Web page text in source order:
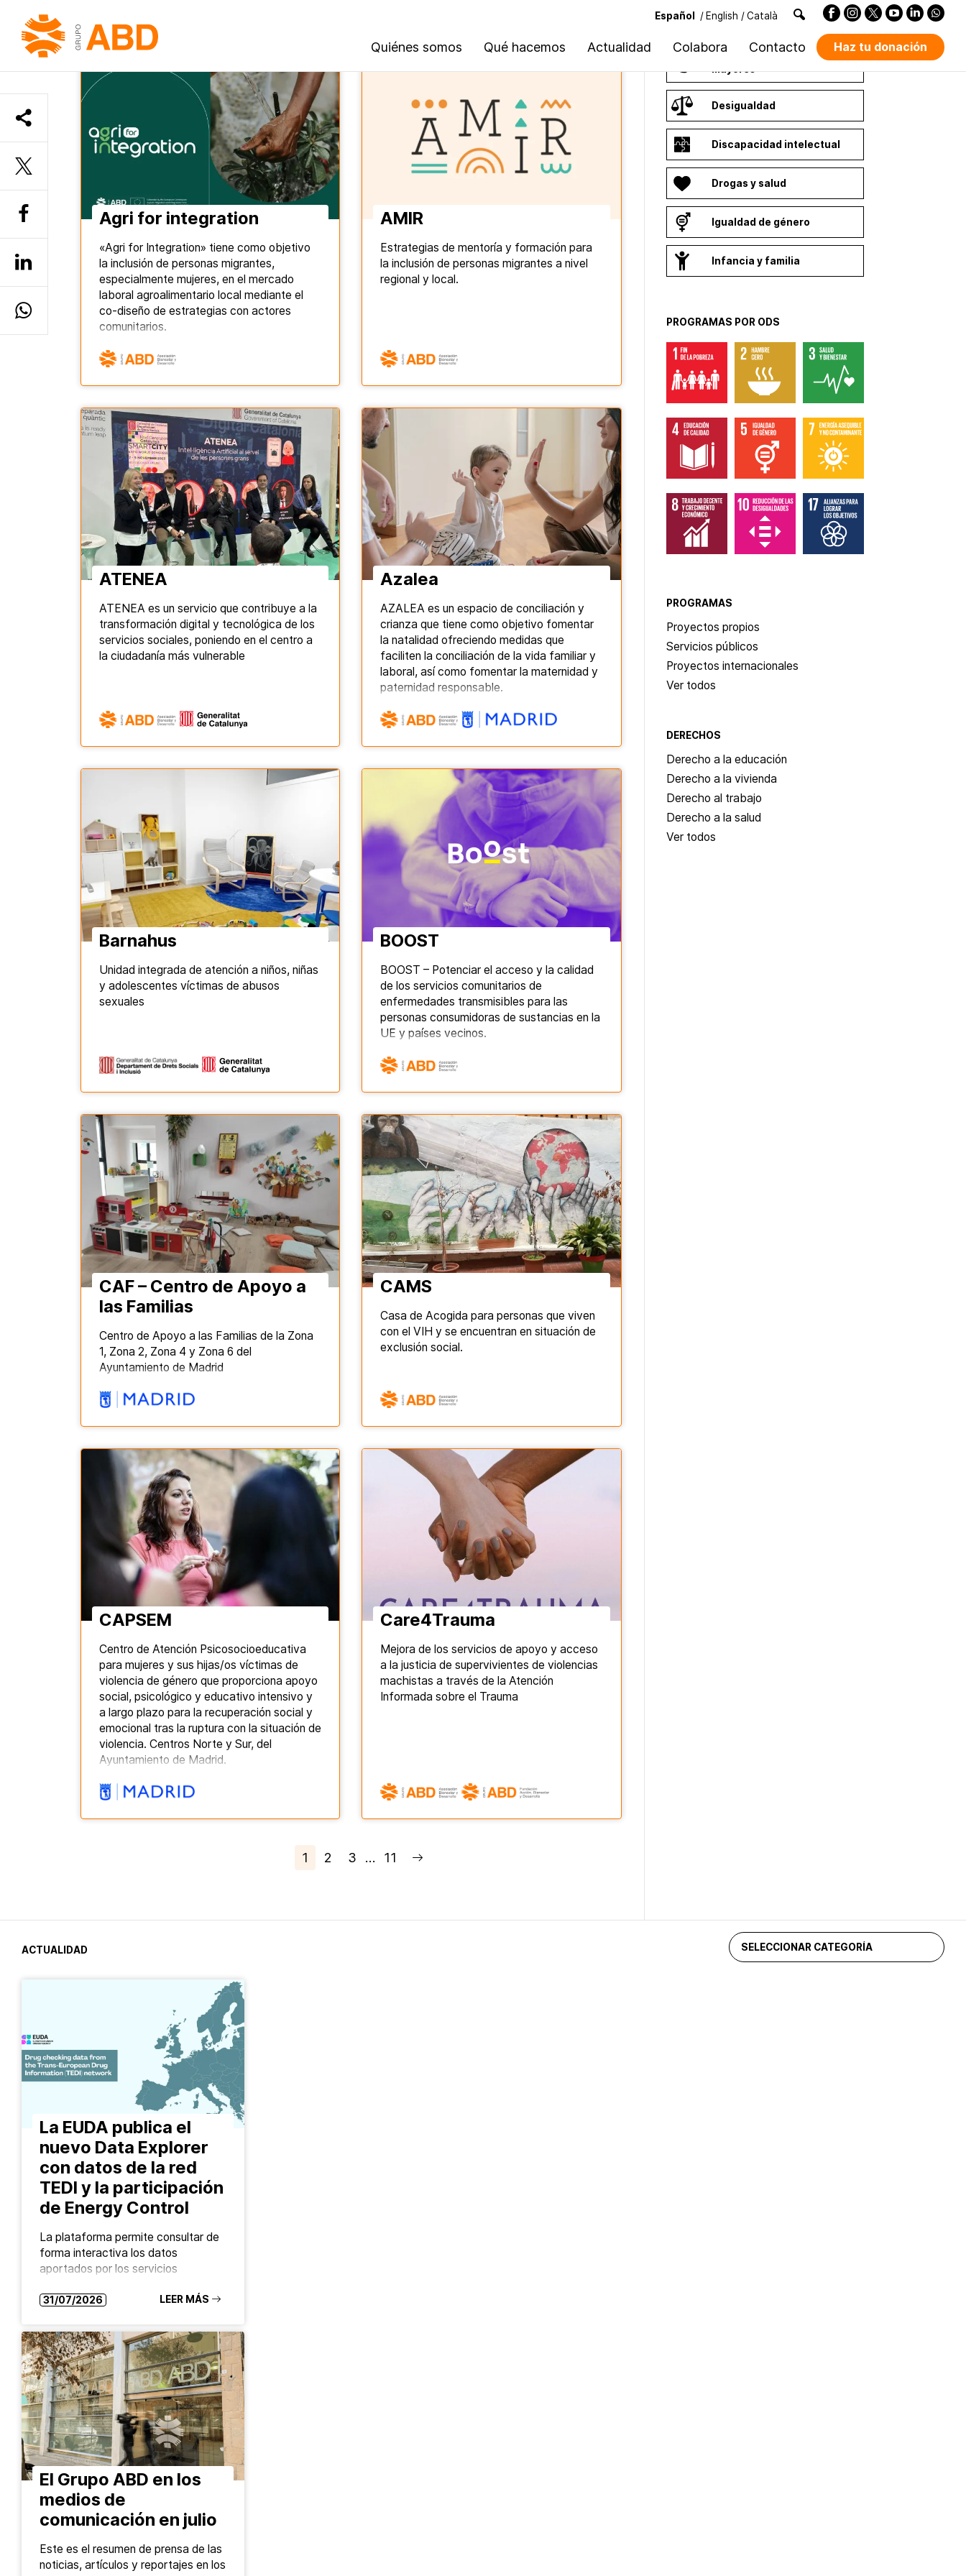
Español / English / Català
Quiénes somos Qué hacemos Actualidad Colabora Contacto Haz tu donación
INICIO »PROGRAMES
Agri for integration
«Agri for Integration» tiene como objetivo
la inclusión de personas migrantes,
especialmente mujeres, en el mercado
laboral agroalimentario local mediante el
co-diseño de estrategias con actores
comunitarios.
AMIR
Estrategias de mentoría y formación para
la inclusión de personas migrantes a nivel
regional y local.
ATENEA
ATENEA es un servicio que contribuye a la
transformación digital y tecnológica de los
servicios sociales, poniendo en el centro a
la ciudadanía más vulnerable
Azalea
AZALEA es un espacio de conciliación y
crianza que tiene como objetivo fomentar
la natalidad ofreciendo medidas que
faciliten la conciliación de la vida familiar y
laboral, así como fomentar la maternidad y
paternidad responsable.
Barnahus
Unidad integrada de atención a niños, niñas
y adolescentes víctimas de abusos
sexuales
BOOST
BOOST – Potenciar el acceso y la calidad
de los servicios comunitarios de
enfermedades transmisibles para las
personas consumidoras de sustancias en la
UE y países vecinos.
CAF – Centro de Apoyo a
las Familias
Centro de Apoyo a las Familias de la Zona
1, Zona 2, Zona 4 y Zona 6 del
Ayuntamiento de Madrid
CAMS
Casa de Acogida para personas que viven
con el VIH y se encuentran en situación de
exclusión social.
CAPSEM
Centro de Atención Psicosocioeducativa
para mujeres y sus hijas/os víctimas de
violencia de género que proporciona apoyo
social, psicológico y educativo intensivo y
a largo plazo para la recuperación social y
emocional tras la ruptura con la situación de
violencia. Centros Norte y Sur, del
Ayuntamiento de Madrid.
Care4Trauma
Mejora de los servicios de apoyo y acceso
a la justicia de supervivientes de violencias
machistas a través de la Atención
Informada sobre el Trauma
1 2 3 … 11
Dependencia y personas
mayores
Desigualdad
Discapacidad intelectual
Drogas y salud
Igualdad de género
Infancia y familia
PROGRAMAS POR ODS
PROGRAMAS
Proyectos propios
Servicios públicos
Proyectos internacionales
Ver todos
DERECHOS
Derecho a la educación
Derecho a la vivienda
Derecho al trabajo
Derecho a la salud
Ver todos
ACTUALIDAD
La EUDA publica el
nuevo Data Explorer
con datos de la red
TEDI y la participación
de Energy Control
La plataforma permite consultar de
forma interactiva los datos
aportados por los servicios
Agencia de la Unión Europea sobre
nuevo…
31/07/2026 LEER MÁS
El Grupo ABD en los
medios de
comunicación en julio
Este es el resumen de prensa de las
noticias, artículos y reportajes en los